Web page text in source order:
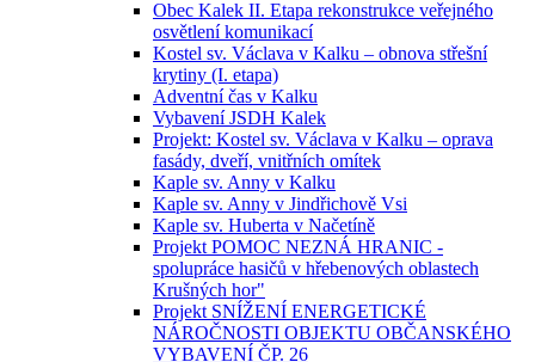
Obec Kalek II. Etapa rekonstrukce veřejného
osvětlení komunikací
Kostel sv. Václava v Kalku – obnova střešní
krytiny (I. etapa)
Adventní čas v Kalku
Vybavení JSDH Kalek
Projekt: Kostel sv. Václava v Kalku – oprava
fasády, dveří, vnitřních omítek
Kaple sv. Anny v Kalku
Kaple sv. Anny v Jindřichově Vsi
Kaple sv. Huberta v Načetíně
Projekt POMOC NEZNÁ HRANIC -
spolupráce hasičů v hřebenových oblastech
Krušných hor"
Projekt SNÍŽENÍ ENERGETICKÉ
NÁROČNOSTI OBJEKTU OBČANSKÉHO
VYBAVENÍ ČP. 26